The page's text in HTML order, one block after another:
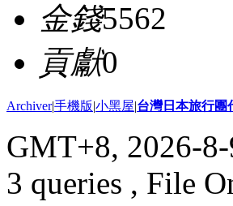
金錢5562
貢獻0
Archiver|手機版|小黑屋|台灣日本旅行團
GMT+8, 2026-
3 queries , File